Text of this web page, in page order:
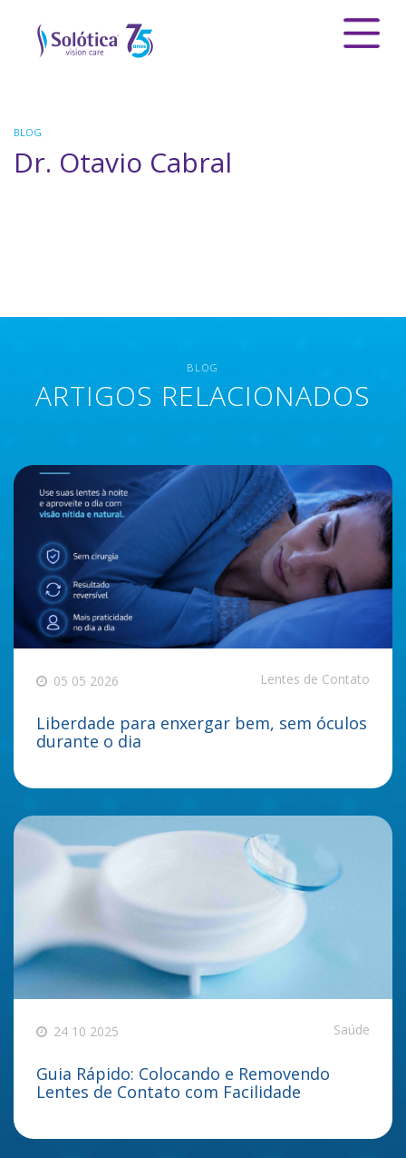
BLOG
Dr. Otavio Cabral
BLOG
ARTIGOS RELACIONADOS
05 05 2026 Lentes de Contato
Liberdade para enxergar bem, sem óculos
durante o dia
24 10 2025 Saúde
Guia Rápido: Colocando e Removendo
Lentes de Contato com Facilidade